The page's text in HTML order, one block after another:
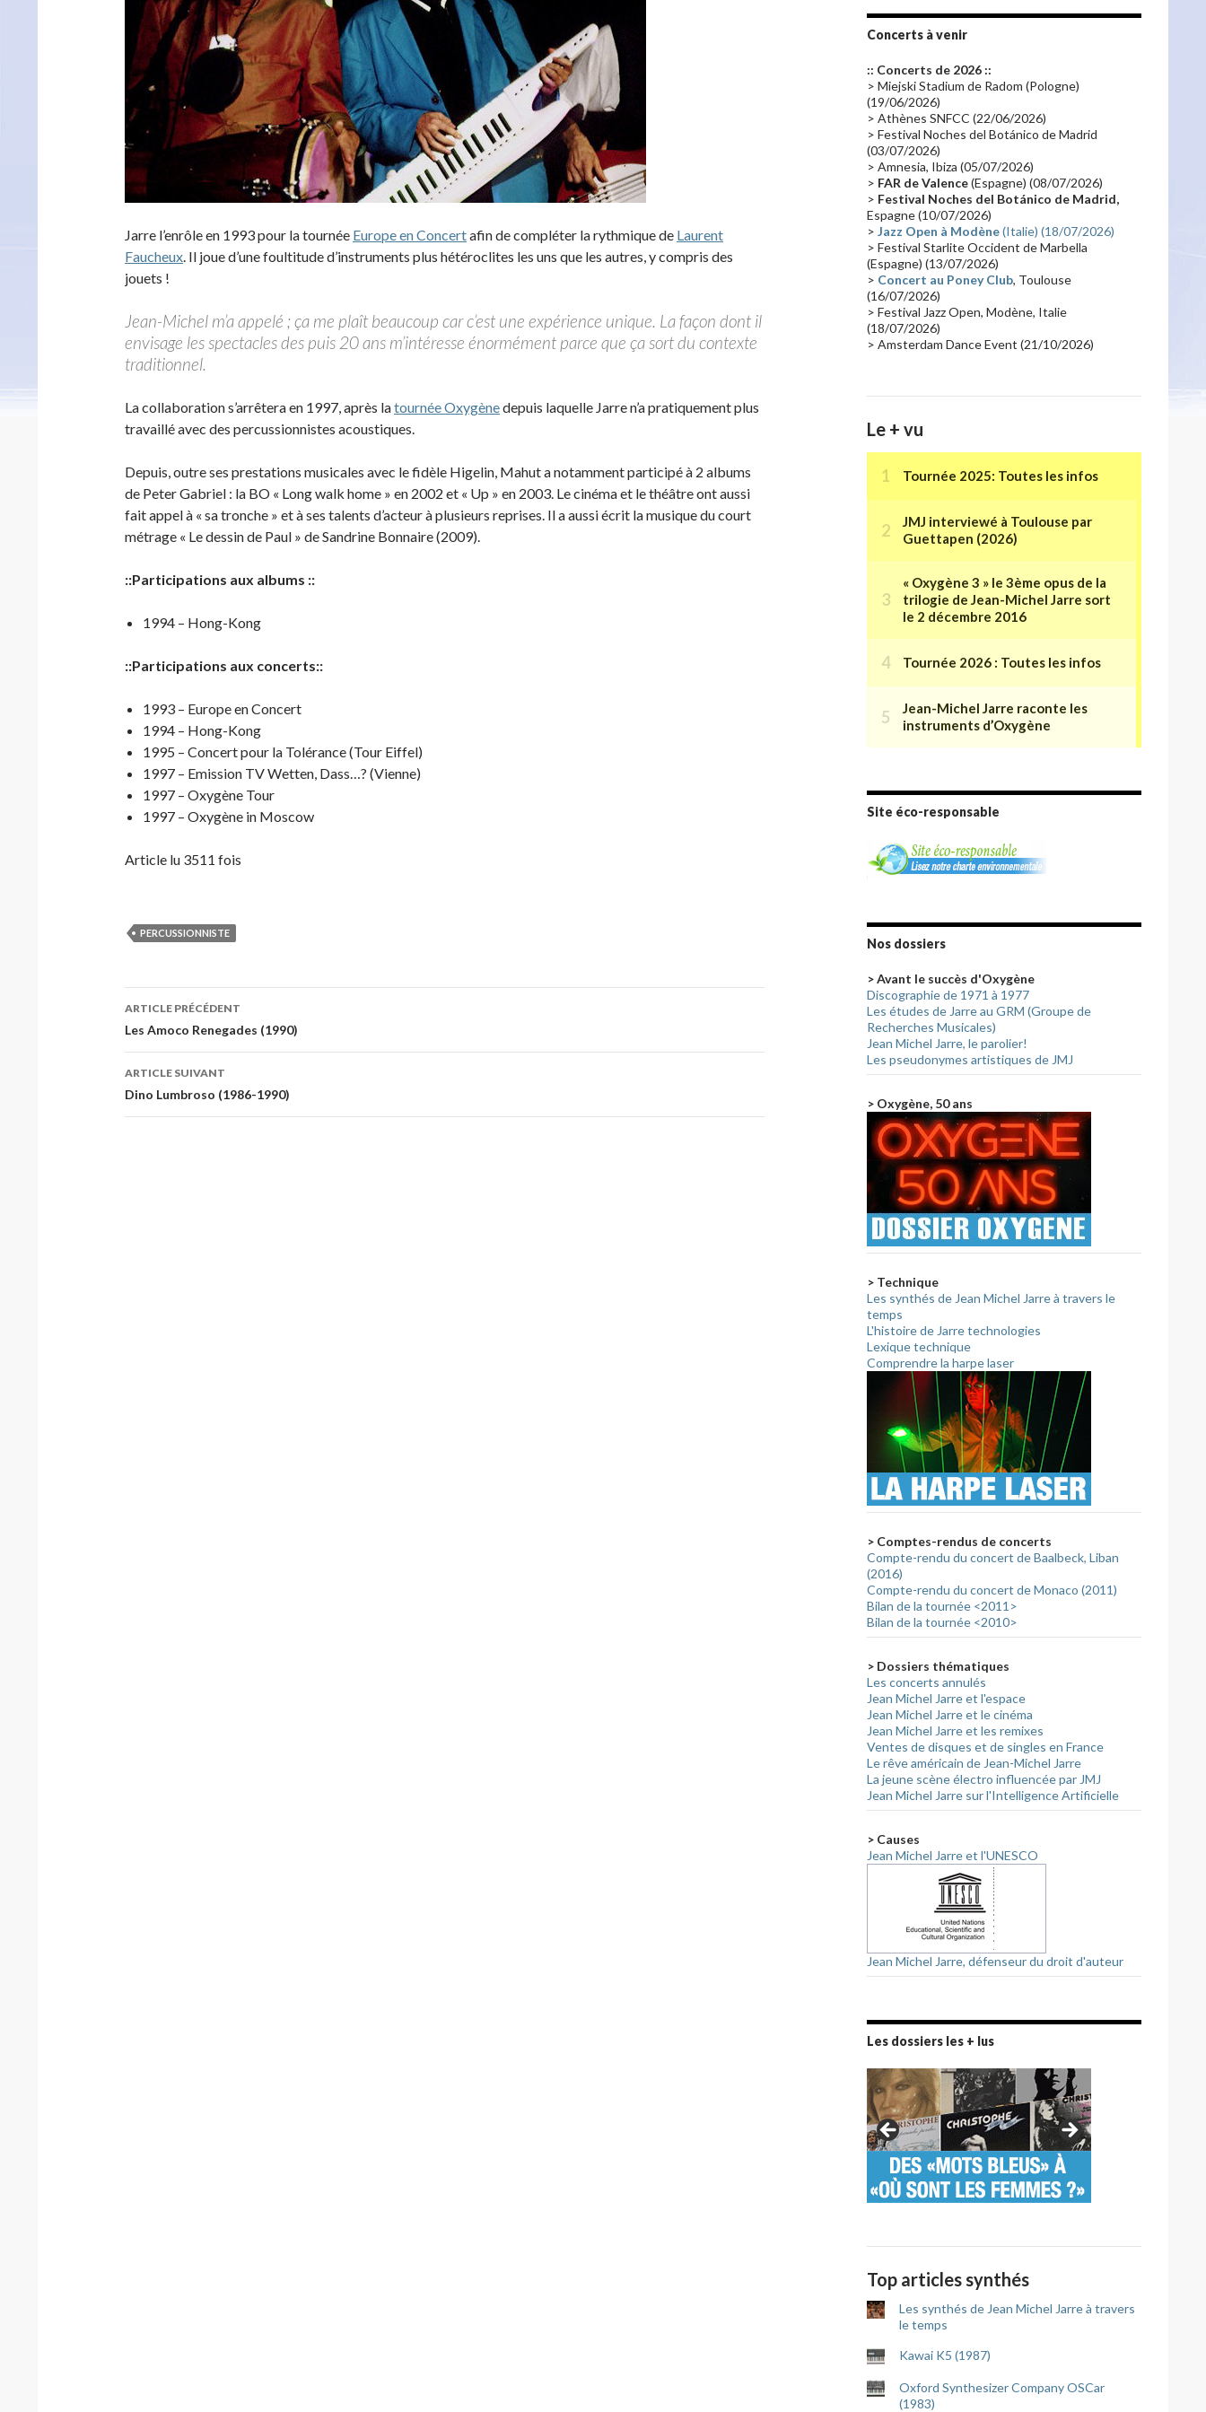
Jarre l’enrôle en 1993 pour la tournée Europe en Concertafin de compléter la rythmique de Laurent
Faucheux. Il joue d’une foultitude d’instruments plus hétéroclites les uns que les autres, y compris des
jouets !
Jean-Michel m’a appelé ; ça me plaît beaucoup car c’est une expérience unique. La façon dont il
envisage les spectacles des puis 20 ans m’intéresse énormément parce que ça sort du contexte
traditionnel.
La collaboration s’arrêtera en 1997, après latournée Oxygènedepuis laquelle Jarre n’a pratiquement plus
travaillé avec des percussionnistes acoustiques.
Depuis, outre ses prestations musicales avec le fidèle Higelin, Mahut a notamment participé à 2 albums
de Peter Gabriel : la BO « Long walk home » en 2002 et « Up » en 2003. Le cinéma et le théâtre ont aussi
fait appel à « sa tronche » et à ses talents d’acteur à plusieurs reprises. Il a aussi écrit la musique du court
métrage « Le dessin de Paul » de Sandrine Bonnaire (2009).
::Participations aux albums ::
1994 – Hong-Kong
::Participations aux concerts::
1993 – Europe en Concert
1994 – Hong-Kong
1995 – Concert pour la Tolérance (Tour Eiffel)
1997 – Emission TV Wetten, Dass…? (Vienne)
1997 – Oxygène Tour
1997 – Oxygène in Moscow
Article lu 3511 fois
PERCUSSIONNISTE
Navigation
des
articles
ARTICLE PRÉCÉDENT
Les Amoco Renegades (1990)
ARTICLE SUIVANT
Dino Lumbroso (1986-1990)
Promo 2019
Emissions 2010 Disques rares
Synthé 70's(20)
Claviériste(19) Groupe de Recherche Musicale
France 2 (18)
Critique(17) Coffret(17) Chronologie(16)
Passages radio(16)
Synthé 80's(16) Les concerts en Chine (16)
Cinéma(16) Houston
Synthé Roland Belgique
Récompense(14) Collaborations 70's(14)
Astronomie(14) France Inter(14)
Concerts à venir
:: Concerts de 2026 ::
> Miejski Stadium de Radom (Pologne)
(19/06/2026)
> Athènes SNFCC (22/06/2026)
> Festival Noches del Botánico de Madrid
(03/07/2026)
> Amnesia, Ibiza (05/07/2026)
> FAR de Valence(Espagne) (08/07/2026)
> Festival Noches del Botánico de Madrid,
Espagne (10/07/2026)
> Jazz Open à Modène(Italie) (18/07/2026)
> Festival Starlite Occident de Marbella
(Espagne) (13/07/2026)
> Concert au Poney Club, Toulouse
(16/07/2026)
> Festival Jazz Open, Modène, Italie
(18/07/2026)
> Amsterdam Dance Event (21/10/2026)
Le + vu
Site éco-responsable
Nos dossiers
> Avant le succès d'Oxygène
Discographie de 1971 à 1977
Les études de Jarre au GRM (Groupe de
Recherches Musicales)
Jean Michel Jarre, le parolier!
Les pseudonymes artistiques de JMJ
> Oxygène, 50 ans
> Technique
Les synthés de Jean Michel Jarre à travers le
temps
L'histoire de Jarre technologies
Lexique technique
Comprendre la harpe laser
> Comptes-rendus de concerts
Compte-rendu du concert de Baalbeck, Liban
(2016)
Compte-rendu du concert de Monaco (2011)
Bilan de la tournée <2011>
Bilan de la tournée <2010>
> Dossiers thématiques
Les concerts annulés
Jean Michel Jarre et l'espace
Jean Michel Jarre et le cinéma
Jean Michel Jarre et les remixes
Ventes de disques et de singles en France
Le rêve américain de Jean-Michel Jarre
La jeune scène électro influencée par JMJ
Jean Michel Jarre sur l'Intelligence Artificielle
> Causes
Jean Michel Jarre et l'UNESCO
Jean Michel Jarre, défenseur du droit d'auteur
Les dossiers les + lus
Top articles synthés
Les synthés de Jean Michel Jarre à travers
le temps
Kawai K5 (1987)
Oxford Synthesizer Company OSCar
(1983)